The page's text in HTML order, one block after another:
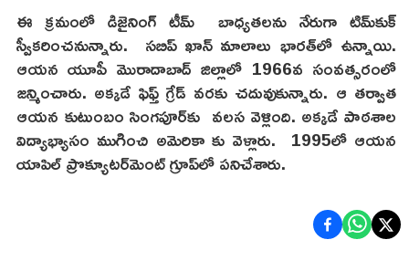
ఈ క్రమంలో డిజైనింగ్‌ టీమ్‌ బాధ్యతలను నేరుగా టిమ్‌కుక్‌
స్వీకరించనున్నారు. సబిప్‌ ఖాన్‌ మాలాలు భారత్‌లో ఉన్నాయి.
ఆయన యూపీ మొరాదాబాద్‌ జిల్లాలో 1966వ సంవత్సరంలో
జన్మించారు. అక్కడే ఫిఫ్త్‌ గ్రేడ్‌ వరకు చదువుకున్నారు. ఆ తర్వాత
ఆయన కుటుంబం సింగపూర్‌కు వలస వెళ్లింది. అక్కడే పాఠశాల
విద్యాభ్యాసం ముగించి అమెరికా కు వెళ్లారు. 1995లో ఆయన
యాపిల్‌ ప్రొక్యూటర్‌మెంట్‌ గ్రూప్‌లో పనిచేశారు.